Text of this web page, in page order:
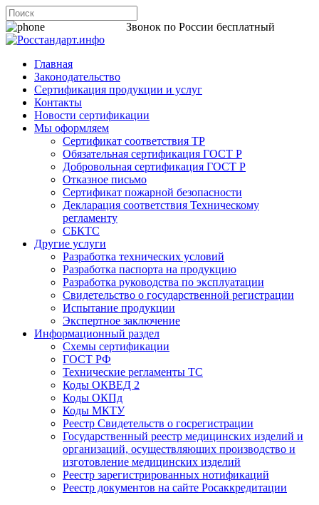
Звонок по России бесплатный
Главная
Законодательство
Сертификация продукции и услуг
Контакты
Новости сертификации
Мы оформляем
Сертификат соответствия ТР
Обязательная сертификация ГОСТ Р
Добровольная сертификация ГОСТ Р
Отказное письмо
Сертификат пожарной безопасности
Декларация соответствия Техническому
регламенту
СБКТС
Другие услуги
Разработка технических условий
Разработка паспорта на продукцию
Разработка руководства по эксплуатации
Свидетельство о государственной регистрации
Испытание продукции
Экспертное заключение
Информационный раздел
Схемы сертификации
ГОСТ РФ
Технические регламенты ТС
Коды ОКВЕД 2
Коды ОКПд
Коды МКТУ
Реестр Свидетельств о госрегистрации
Государственный реестр медицинских изделий и
организаций, осуществляющих производство и
изготовление медицинских изделий
Реестр зарегистрированных нотификаций
Реестр документов на сайте Росаккредитации